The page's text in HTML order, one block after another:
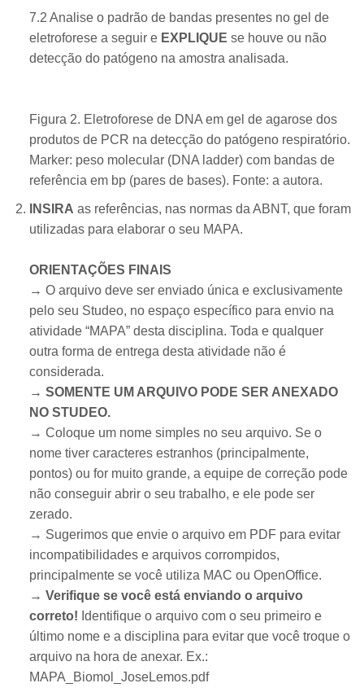
7.2 Analise o padrão de bandas presentes no gel de
eletroforese a seguir e EXPLIQUE se houve ou não
detecção do patógeno na amostra analisada.
​Figura 2. Eletroforese de DNA em gel de agarose dos
produtos de PCR na detecção do patógeno respiratório.
Marker: peso molecular (DNA ladder) com bandas de
referência em bp (pares de bases). Fonte: a autora.
INSIRA as referências, nas normas da ABNT, que foram
utilizadas para elaborar o seu MAPA.
ORIENTAÇÕES FINAIS
→ O arquivo deve ser enviado única e exclusivamente
pelo seu Studeo, no espaço específico para envio na
atividade “MAPA” desta disciplina. Toda e qualquer
outra forma de entrega desta atividade não é
considerada.
→ SOMENTE UM ARQUIVO PODE SER ANEXADO
NO STUDEO.
→ Coloque um nome simples no seu arquivo. Se o
nome tiver caracteres estranhos (principalmente,
pontos) ou for muito grande, a equipe de correção pode
não conseguir abrir o seu trabalho, e ele pode ser
zerado.
→ Sugerimos que envie o arquivo em PDF para evitar
incompatibilidades e arquivos corrompidos,
principalmente se você utiliza MAC ou OpenOffice.
→ Verifique se você está enviando o arquivo
correto! Identifique o arquivo com o seu primeiro e
último nome e a disciplina para evitar que você troque o
arquivo na hora de anexar. Ex.:
MAPA_Biomol_JoseLemos.pdf